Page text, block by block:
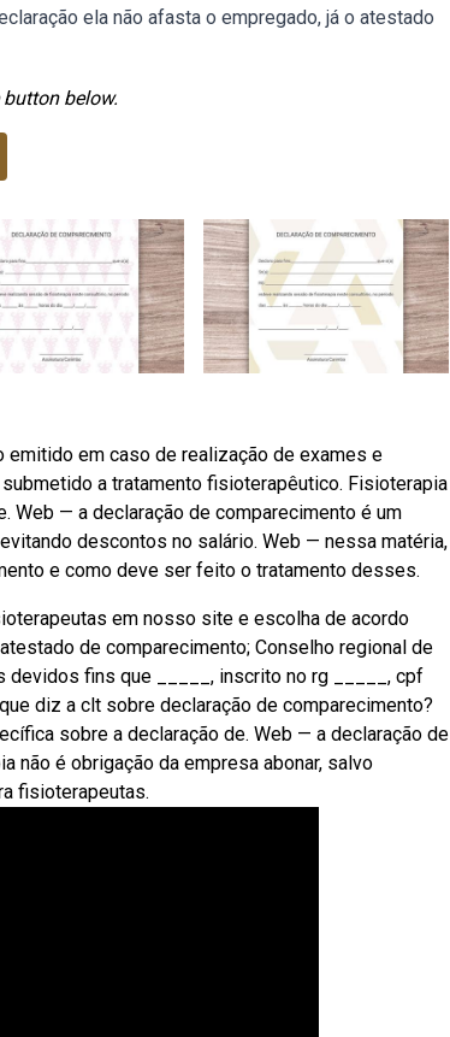
ela não afasta o empregado, já o atestado
below.
emitido em caso de realização de exames e
a tratamento fisioterapêutico. Fisioterapia
Web — a declaração de comparecimento é um
descontos no salário. Web — nessa matéria,
e como deve ser feito o tratamento desses.
em nosso site e escolha de acordo
de comparecimento; Conselho regional de
fins que _____, inscrito no rg _____, cpf
diz a clt sobre declaração de comparecimento?
sobre a declaração de. Web — a declaração de
não é obrigação da empresa abonar, salvo
fisioterapeutas.